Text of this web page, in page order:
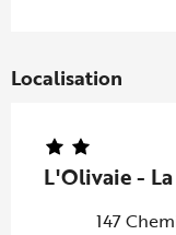
Localisation
L'Olivaie -
147